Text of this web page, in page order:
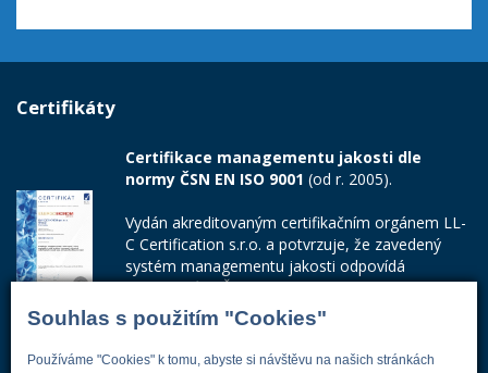
Souhlas s použitím "Cookies"
Používáme "Cookies" k tomu, abyste si návštěvu na našich stránkách
Certifikáty
Certifikace managementu jakosti dle
normy ČSN EN ISO 9001 (od r. 2005).
Vydán akreditovaným certifikačním orgánem LL-
C Certification s.r.o. a potvrzuje, že zavedený
systém managementu jakosti odpovídá
požadavkům ČSN EN ISO 9001:2015.
Číslo certifikátu: 42014103